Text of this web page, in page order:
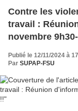
Contre les
travail :
novembre
Publié le 12/11/2024 à
Par SUPAP-FSU